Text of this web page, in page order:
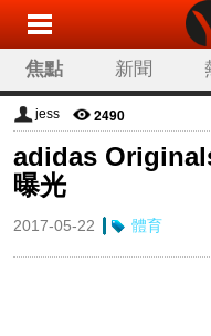
焦點 新聞
jess 2490
adidas
曝光
2017-05-22 體育